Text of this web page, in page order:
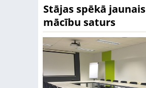
Stājas spēkā jaunais
mācību saturs